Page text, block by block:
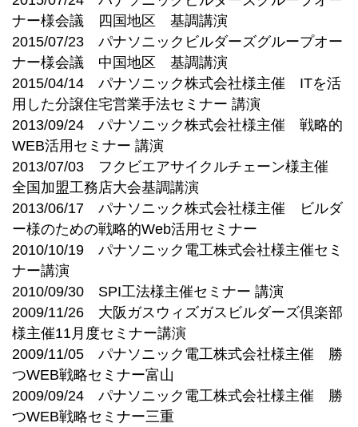
ナー様会議 四国地区 基調講演
2015/07/23 パナソニックビルダーズグループオー
ナー様会議 中国地区 基調講演
2015/04/14 パナソニック株式会社様主催 ITを活
用した分譲住宅営業手法セミナー 講演
2013/09/24 パナソニック株式会社様主催 戦略的
WEB活用セミナー 講演
2013/07/03 フクビエアサイクルチェーン様主催
全国加盟工務店大会基調講演
2013/06/17 パナソニック株式会社様主催 ビルダ
ー様のための戦略的Web活用セミナー
2010/10/19 パナソニック電工株式会社様主催セミ
ナー講演
2010/09/30 SPI工法様主催セミナー 講演
2009/11/26 大阪ガスウィズガスビルダーズ倶楽部
様主催11月度セミナー講演
2009/11/05 パナソニック電工株式会社様主催 勝
つWEB戦略セミナー富山
2009/09/24 パナソニック電工株式会社様主催 勝
つWEB戦略セミナー三重